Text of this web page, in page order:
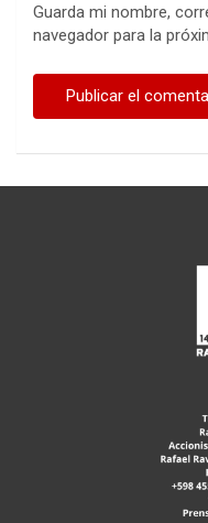
Guarda mi nombre,
navegador para la